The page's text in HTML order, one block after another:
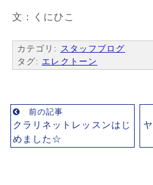
文：くにひこ
カテゴリ:
スタッフブログ
タグ: エレクトーン
前の記事
クラリネットレッスンはじ
めました☆